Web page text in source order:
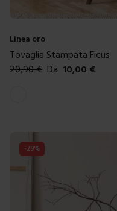
Linea oro
Tovaglia Stampata Ficus
20,90€ Da 10,00 €
-29%